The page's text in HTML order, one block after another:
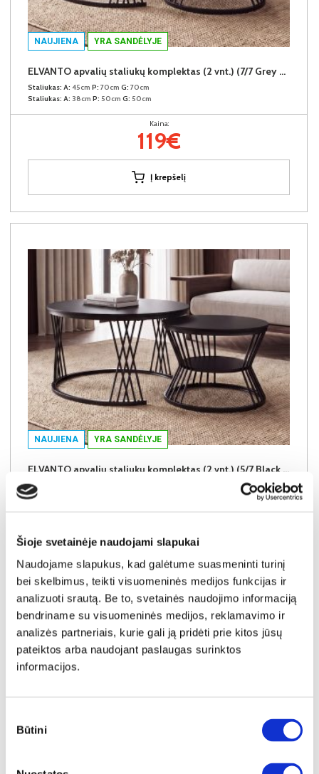
Šioje svetainėje naudojami slapukai
Naudojame slapukus, kad galėtume suasmeninti turinį
bei skelbimus, teikti visuomeninės medijos funkcijas ir
analizuoti srautą. Be to, svetainės naudojimo informaciją
bendriname su visuomeninės medijos, reklamavimo ir
analizės partneriais, kurie gali ją pridėti prie kitos jūsų
pateiktos arba naudojant paslaugas surinktos
informacijos.
pasirinkimas
Būtini
NAUJIENA YRA SANDĖLYJE
ELVANTO apvalių staliukų komplektas (2 vnt.) (7/7 Grey Gloss)
Staliukas: A: 45cm P: 70cm G: 70cm
Staliukas: A: 38cm P: 50cm G: 50cm
Kaina:
119€
Į krepšelį
NAUJIENA YRA SANDĖLYJE
ELVANTO apvalių staliukų komplektas (2 vnt.) (5/7 Black Matt)
Staliukas:
Staliukas:
119€
Į krepšelį